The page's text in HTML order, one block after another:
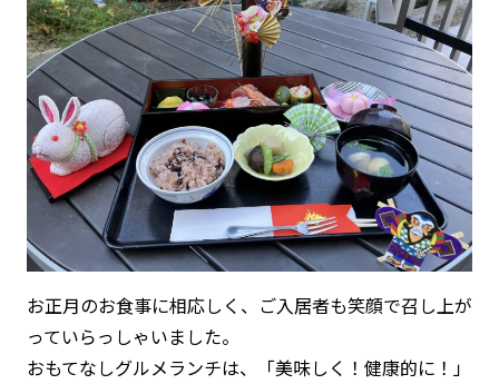
お正月のお食事に相応しく、ご入居者も笑顔で召し上が
っていらっしゃいました。
おもてなしグルメランチは、「美味しく！健康的に！」